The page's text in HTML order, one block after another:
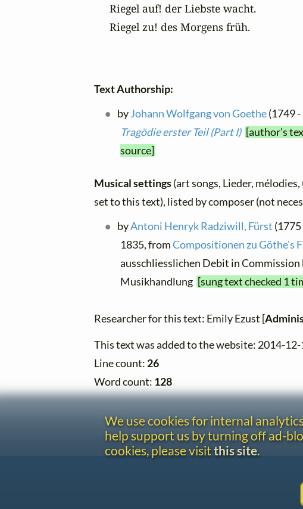
Riegel auf! der Liebste wacht.
Riegel zu! des Morgens früh.
Text Authorship:
byJohann Wolfgang von Goethe(1749
Tragödie erster Teil (Part I) [author's
source]
Musical settings(art songs, Lieder,
set to this text), listed by composer (not
byAntoni Henryk Radziwill, Fürst
1835, fromCompositionen zu Göthe's
ausschliesslichen Debit in Commission
Musikhandlung [sung text checked 1
Researcher for this text: Emily Ezust [
This text was added to the website: 2014-
Line count: 26
Word count: 128
We use cookies for internal
help support us by turning off ad-
cookies, please visit this site.